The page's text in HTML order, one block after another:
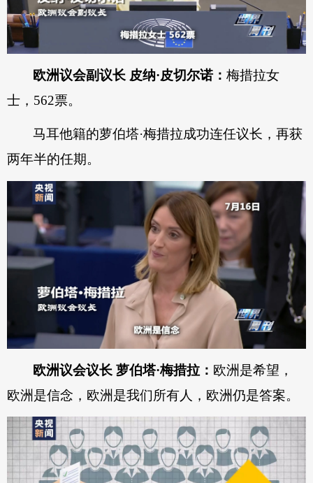
欧洲议会副议长 皮纳·皮切尔诺：梅措拉女
士，562票。
马耳他籍的萝伯塔·梅措拉成功连任议长，再获
两年半的任期。
欧洲议会议长 萝伯塔·梅措拉： 欧洲是希望，
欧洲是信念，欧洲是我们所有人，欧洲仍是答案。